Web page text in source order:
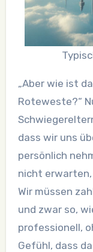
„Aber wie ist
Roteweste?“
dass wir uns
persönlich
nicht
Wir müssen
und zwar so,
professionell,
Gefühl, dass